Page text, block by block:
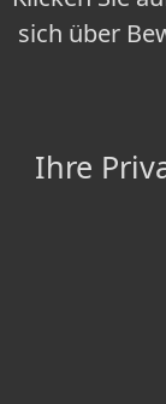
sich über
Ihre